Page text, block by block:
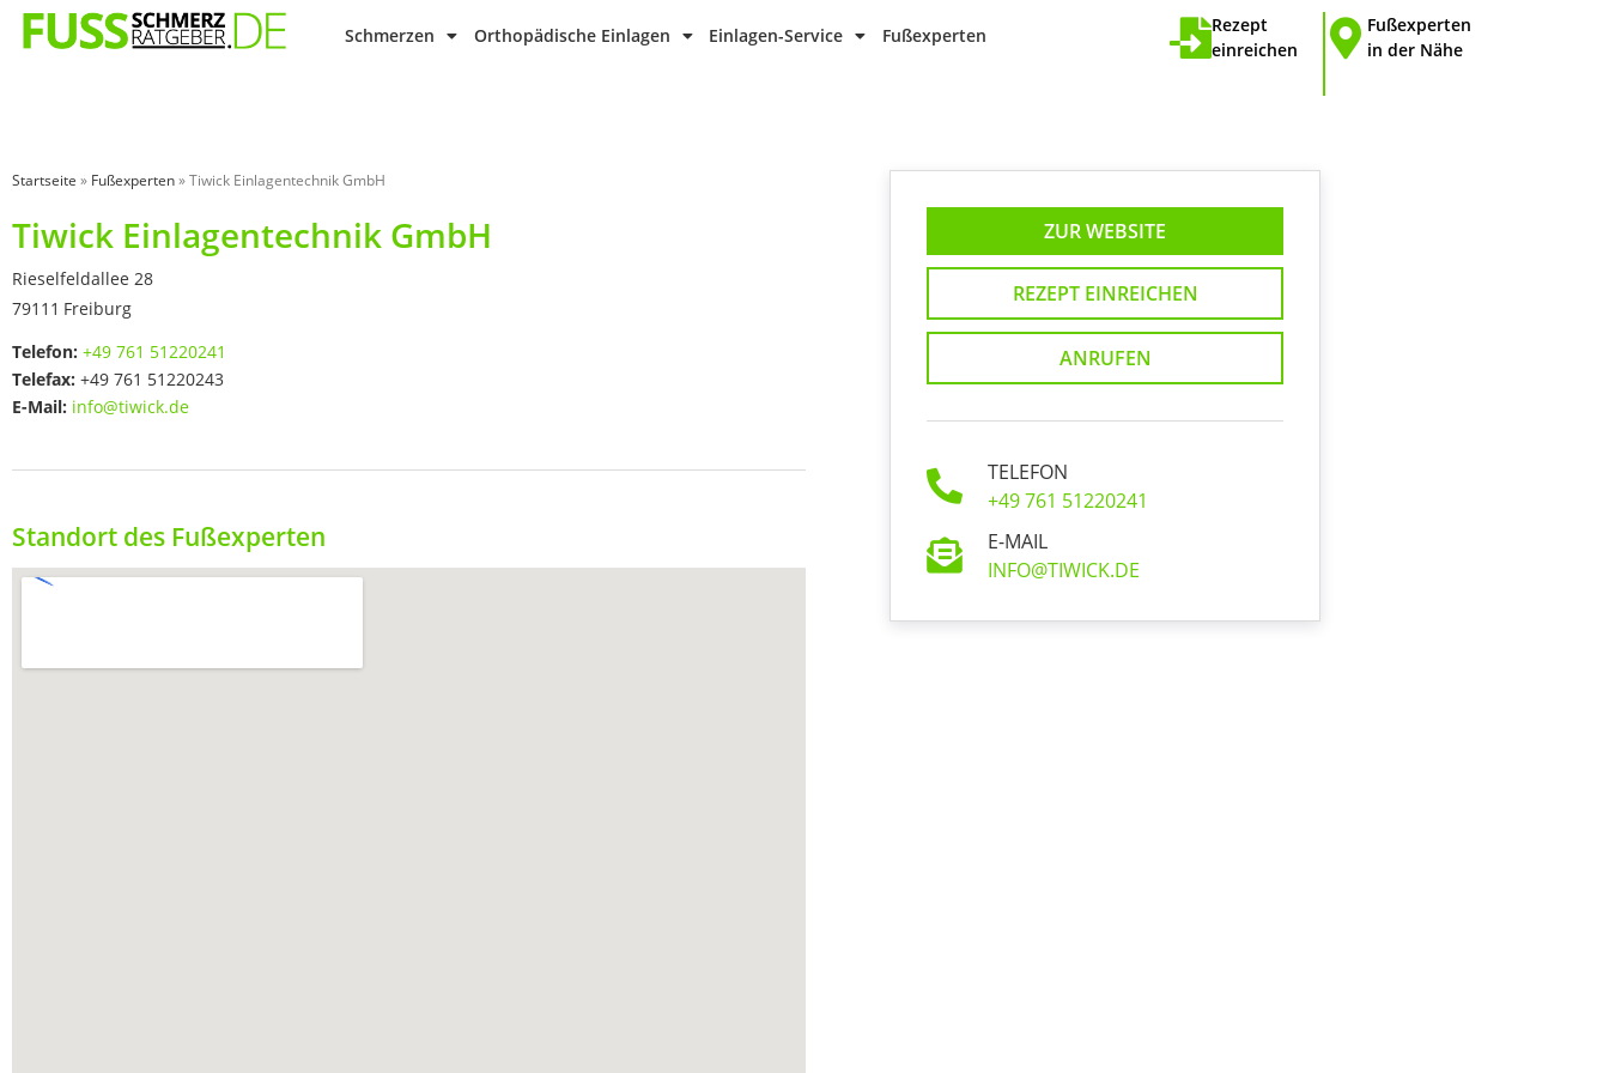
Schmerzen Orthopädische Einlagen Einlagen-Service Fußexperten
Rezept
einreichen
Fußexperten
in der Nähe
Startseite » Fußexperten»Tiwick Einlagentechnik GmbH
Tiwick Einlagentechnik GmbH
Rieselfeldallee 28
79111 Freiburg
Telefon: +49 761 51220241
Telefax: +49 761 51220243
E-Mail: info@tiwick.de
Standort des Fußexperten
ZUR WEBSITE
REZEPT EINREICHEN
ANRUFEN
TELEFON
+49 761 51220241
E-MAIL
INFO@TIWICK.DE